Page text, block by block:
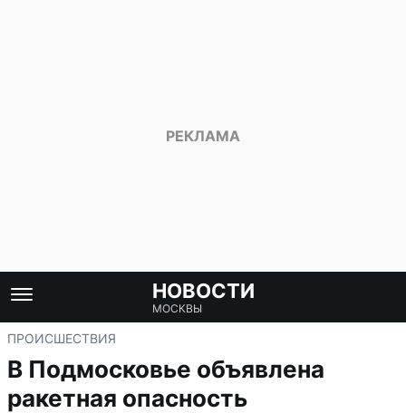
НОВОСТИ
МОСКВЫ
ПРОИСШЕСТВИЯ
В Подмосковье объявлена
ракетная опасность